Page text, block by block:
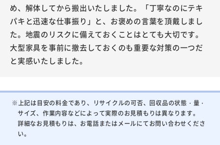
め、解体してから搬出いたしました。「丁寧なのにテキ
パキと迅速な仕事振り」と、お褒めの言葉を頂戴しまし
た。地震のリスクに備えておくことはとても大切です。
大型家具を事前に撤去しておくのも重要な対策の一つだ
と実感いたしました。
※上記は目安の料金であり、リサイクルの可否、回収品の状態・量・
サイズ、作業内容などによって実際のお見積もりは異なります。
詳細なお見積もりは、お電話またはメールにてお問い合わせくださ
い。